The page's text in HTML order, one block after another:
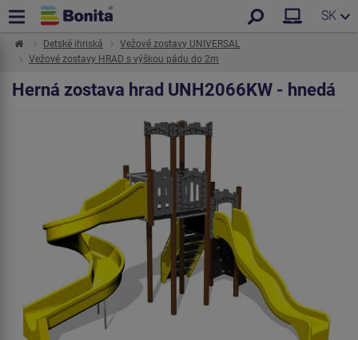
SK
Detské ihriská
Vežové zostavy UNIVERSAL
Vežové zostavy HRAD s výškou pádu do 2m
Herná zostava hrad UNH2066KW - hnedá